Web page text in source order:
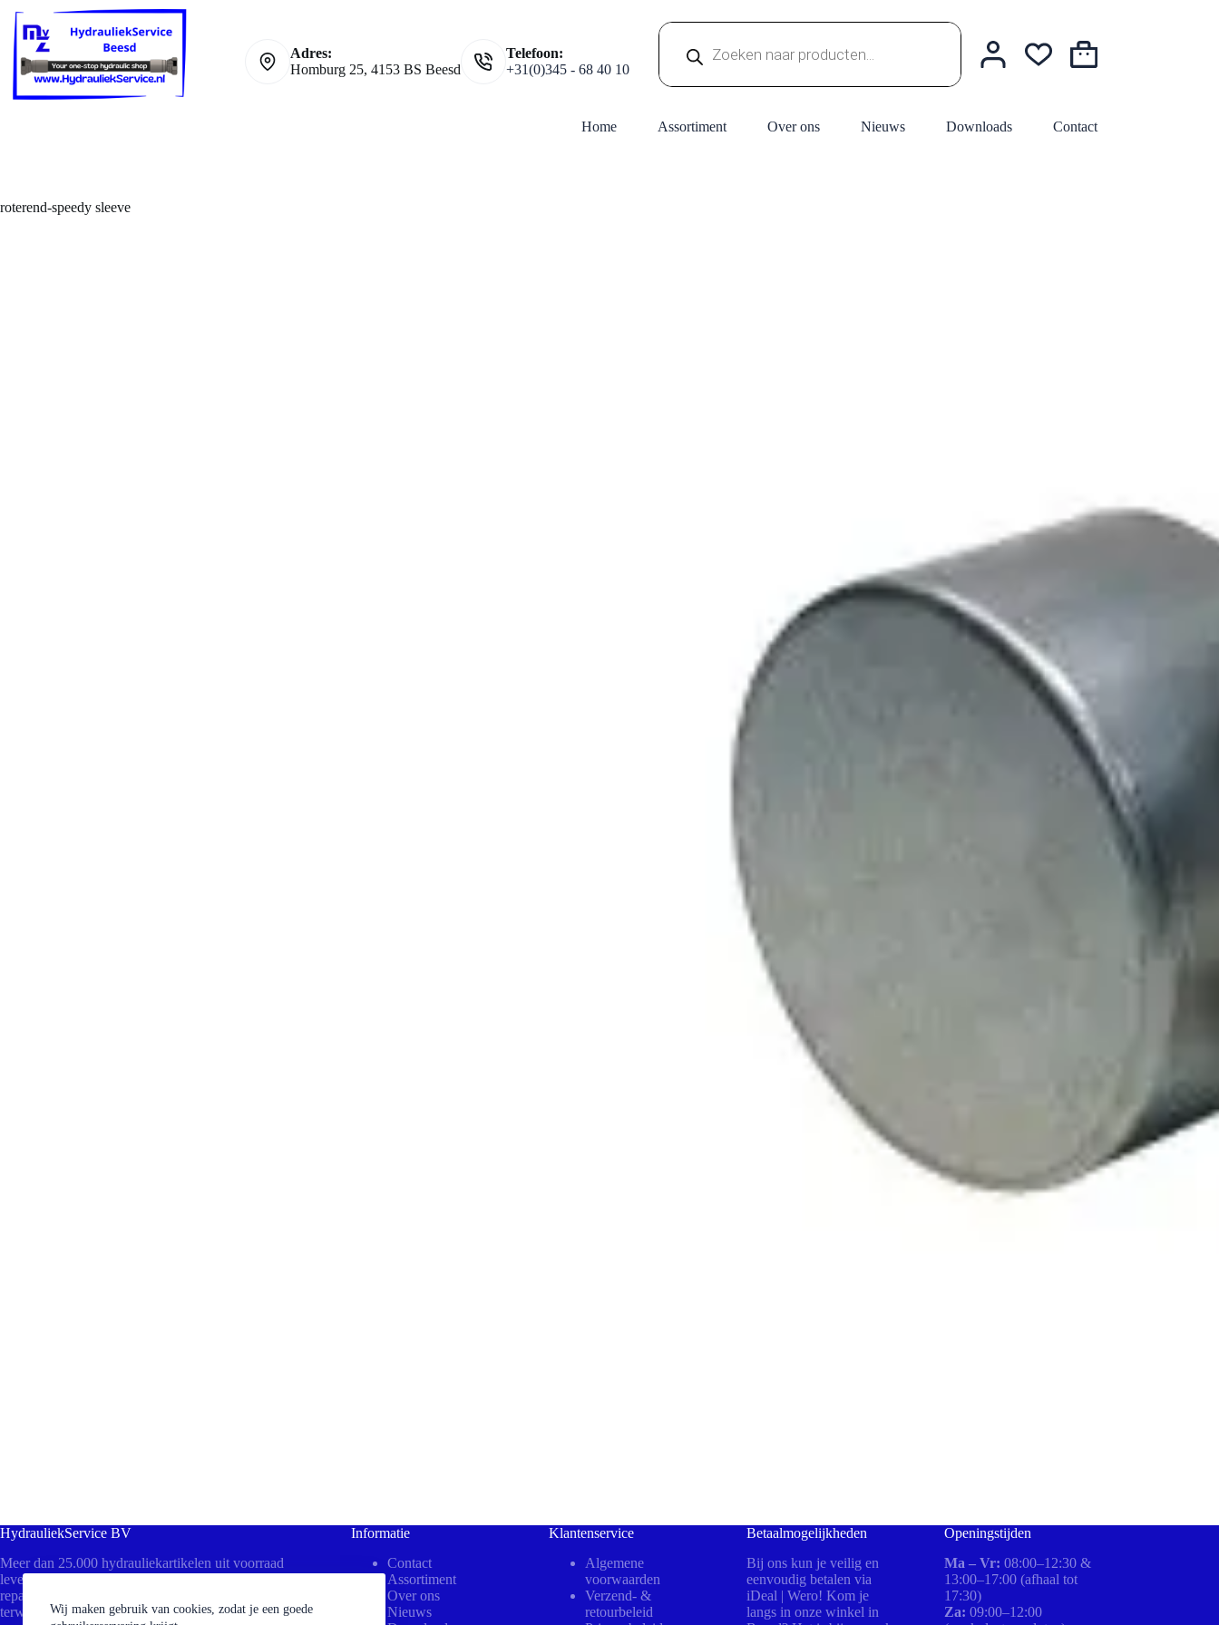
naar
inhoud
Wij maken gebruik van cookies, zodat je een goede
Adres:
Homburg 25, 4153 BS Beesd
Telefoon:
+31(0)345 - 68 40 10
zoeken
Winkelwagen
Home Assortiment Over ons Nieuws Downloads Contact
roterend-speedy sleeve
HydrauliekService BV
Meer dan 25.000 hydrauliekartikelen uit voorraad
leverbaar! Bezoek ons in Beesd voor direct advies,
reparaties aan uw cilinders of het persen van slangen
terwijl u wacht.
Informatie
Contact
Assortiment
Over ons
Nieuws
Klantenservice
Algemene
voorwaarden
Verzend- &
retourbeleid
Betaalmogelijkheden
Bij ons kun je veilig en
eenvoudig betalen via
iDeal | Wero! Kom je
langs in onze winkel in
Openingstijden
Ma – Vr: 08:00–12:30 &
13:00–17:00 (afhaal tot
17:30)
Za: 09:00–12:00